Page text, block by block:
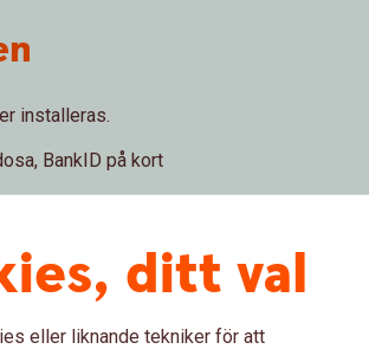
installeras.
BankID på kort
utbetalningarna
ditt val
eller liknande tekniker för att